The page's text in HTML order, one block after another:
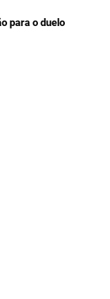
para o duelo